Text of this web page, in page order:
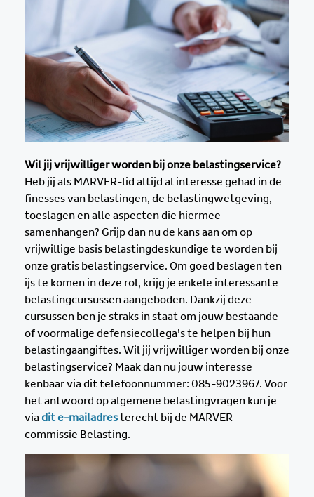
Wil jij vrijwilliger worden bij onze belastingservice?
Heb jij als MARVER-lid altijd al interesse gehad in de
finesses van belastingen, de belastingwetgeving,
toeslagen en alle aspecten die hiermee
samenhangen? Grijp dan nu de kans aan om op
vrijwillige basis belastingdeskundige te worden bij
onze gratis belastingservice. Om goed beslagen ten
ijs te komen in deze rol, krijg je enkele interessante
belastingcursussen aangeboden. Dankzij deze
cursussen ben je straks in staat om jouw bestaande
of voormalige defensiecollega’s te helpen bij hun
belastingaangiftes. Wil jij vrijwilliger worden bij onze
belastingservice? Maak dan nu jouw interesse
kenbaar via dit telefoonnummer: 085-9023967. Voor
het antwoord op algemene belastingvragen kun je
viadit e-mailadresterecht bij de MARVER-
commissie Belasting.